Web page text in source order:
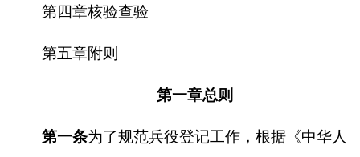
第四章核验查验
第五章附则
第一章总则
第一条为了规范兵役登记工作，根据《中华人